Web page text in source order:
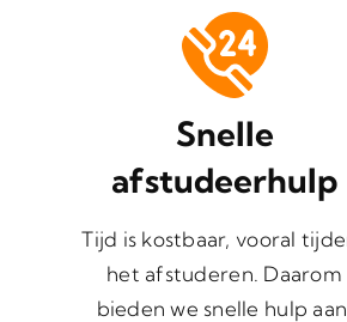
Snelle
afstudeerhulp
Tijd is kostbaar, vooral
het afstuderen. Daarom
bieden we snelle hulp